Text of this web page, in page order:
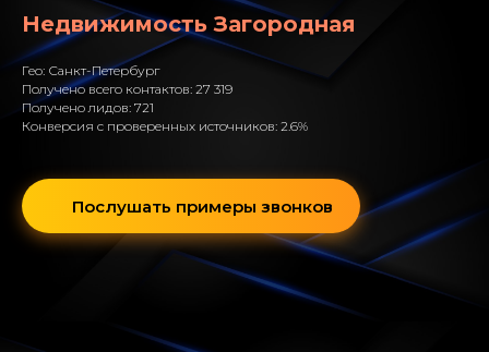
Недвижимость Загородная
Гео: Санкт-Петербург
Получено всего контактов: 27 319
Получено лидов: 721
Конверсия с проверенных источников: 2.6%
Послушать примеры звонков